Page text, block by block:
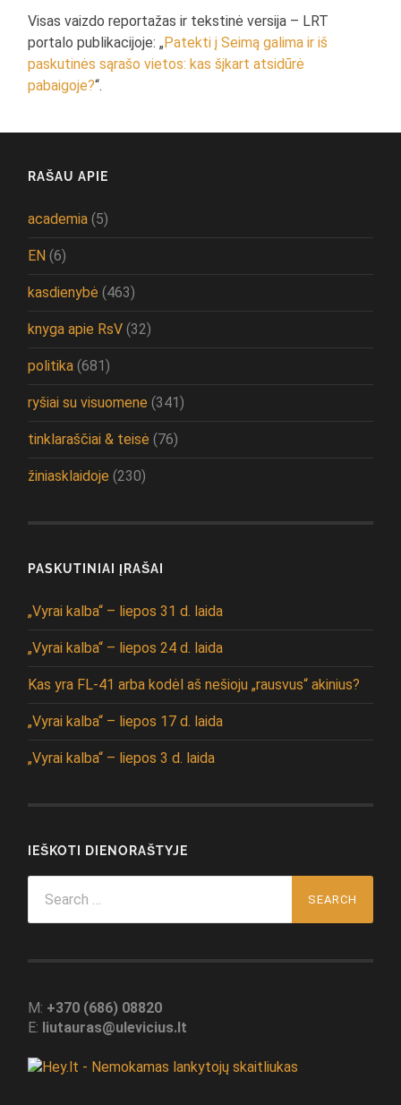
Visas vaizdo reportažas ir tekstinė versija – LRT
portalo publikacijoje: „Patekti į Seimą galima ir iš
paskutinės sąrašo vietos: kas šįkart atsidūrė
pabaigoje?“.
RAŠAU APIE
academia (5)
EN (6)
kasdienybė (463)
knyga apie RsV (32)
politika (681)
ryšiai su visuomene (341)
tinklaraščiai & teisė (76)
žiniasklaidoje (230)
PASKUTINIAI ĮRAŠAI
„Vyrai kalba“ – liepos 31 d. laida
„Vyrai kalba“ – liepos 24 d. laida
Kas yra FL-41 arba kodėl aš nešioju „rausvus“ akinius?
„Vyrai kalba“ – liepos 17 d. laida
„Vyrai kalba“ – liepos 3 d. laida
IEŠKOTI DIENORAŠTYJE
for:
M: +370 (686) 08820
E: liutauras@ulevicius.lt